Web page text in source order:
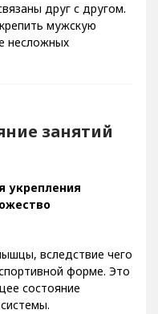
друг с другом.
мужскую
несложных
занятий
укрепления
вследствие чего
форме. Это
состояние